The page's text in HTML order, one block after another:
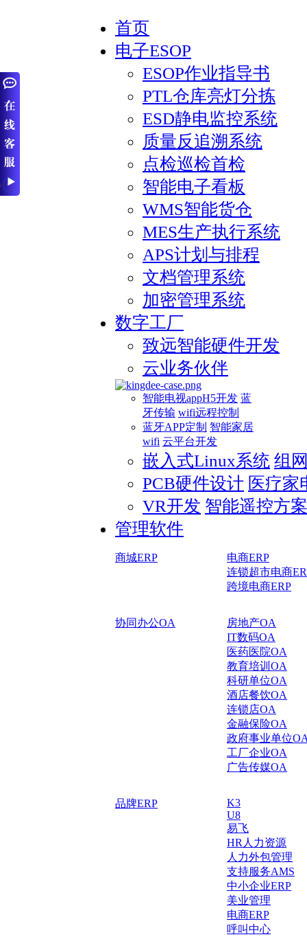
首页
电子ESOP
ESOP作业指导书
PTL仓库亮灯分拣
ESD静电监控系统
质量反追溯系统
点检巡检首检
智能电子看板
WMS智能货仓
MES生产执行系统
APS计划与排程
文档管理系统
加密管理系统
数字工厂
致远智能硬件开发
云业务伙伴
智能电视appH5开发 蓝
牙传输 wifi远程控制
蓝牙APP定制 智能家居
wifi 云平台开发
嵌入式Linux系统 组
PCB硬件设计 医疗家
VR开发 智能遥控方案
管理软件
商城ERP
电商ERP
连锁超市电商
跨境电商ERP
协同办公OA
房地产OA
IT数码OA
医药医院OA
教育培训OA
科研单位OA
酒店餐饮OA
连锁店OA
金融保险OA
政府事业单位
工厂企业OA
广告传媒OA
品牌ERP
K3
U8
易飞
HR人力资源
人力外包管理
支持服务AMS
中小企业ERP
美业管理
电商ERP
呼叫中心